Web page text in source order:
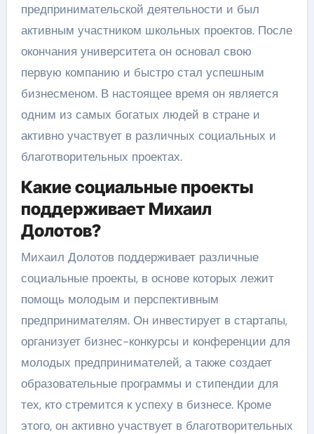
предпринимательской деятельности и был
активным участником школьных проектов. После
окончания университета он основал свою
первую компанию и быстро стал успешным
бизнесменом. В настоящее время он является
одним из самых богатых людей в стране и
активно участвует в различных социальных и
благотворительных проектах.
Какие социальные проекты
поддерживает Михаил
Долотов?
Михаил Долотов поддерживает различные
социальные проекты, в основе которых лежит
помощь молодым и перспективным
предпринимателям. Он инвестирует в стартапы,
организует бизнес-конкурсы и конференции для
молодых предпринимателей, а также создает
образовательные программы и стипендии для
тех, кто стремится к успеху в бизнесе. Кроме
этого, он активно участвует в благотворительных